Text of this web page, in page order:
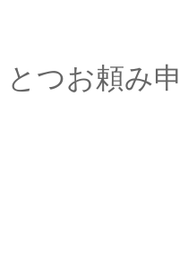
「誠に申
とつお頼み